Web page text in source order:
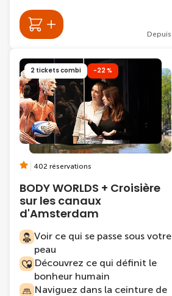
Depuis
2 tickets combi -22 %
402 réservations
BODY WORLDS + Croisière
sur les canaux
d'Amsterdam
Voir ce qui se passe sous votre
peau
Découvrez ce qui définit le
bonheur humain
Naviguez dans la ceinture de